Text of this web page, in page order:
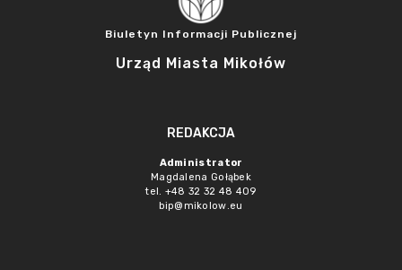
Biuletyn Informacji Publicznej
Urząd Miasta Mikołów
REDAKCJA
Administrator
Magdalena Gołąbek
tel. +48 32 32 48 409
bip@mikolow.eu